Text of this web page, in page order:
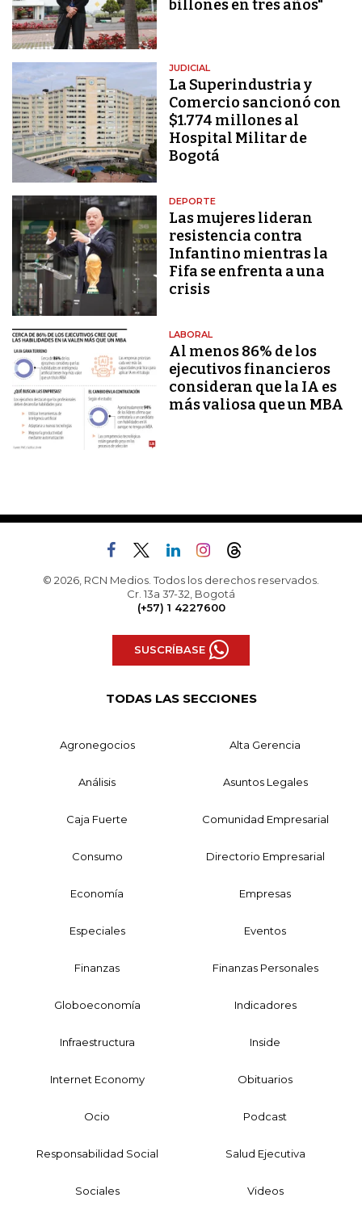
billones en tres años"
JUDICIAL
La Superindustria y
Comercio sancionó con
$1.774 millones al
Hospital Militar de
Bogotá
DEPORTE
Las mujeres lideran
resistencia contra
Infantino mientras la
Fifa se enfrenta a una
crisis
LABORAL
Al menos 86% de los
ejecutivos financieros
consideran que la IA es
más valiosa que un MBA
© 2026, RCN Medios. Todos los derechos reservados.
Cr. 13a 37-32, Bogotá
(+57) 1 4227600
SUSCRÍBASE
TODAS LAS SECCIONES
Agronegocios Alta Gerencia
Análisis Asuntos Legales
Caja Fuerte Comunidad Empresarial
Consumo Directorio Empresarial
Economía Empresas
Especiales Eventos
Finanzas Finanzas Personales
Globoeconomía Indicadores
Infraestructura Inside
Internet Economy Obituarios
Ocio Podcast
Responsabilidad Social Salud Ejecutiva
Sociales Videos